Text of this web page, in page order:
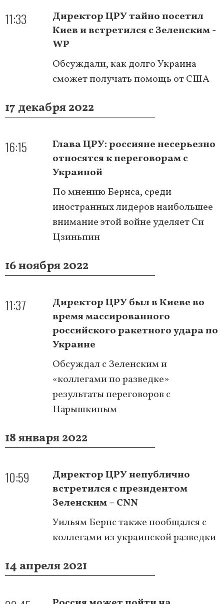
11:33
Директор ЦРУ тайно посетил
Киев и встретился с Зеленским -
WP
Обсуждали, как долго Украина
сможет получать помощь от США
17 декабря 2022
16:15
Глава ЦРУ: россияне несерьезно
относятся к переговорам с
Украиной
По мнению Бернса, среди
иностранных лидеров наибольшее
внимание этой войне уделяет Си
Цзиньпин
16 ноября 2022
11:37
Директор ЦРУ был в Киеве во
время массированного
российского ракетного удара по
Украине
Обсуждал с Зеленским и
«коллегами по разведке»
результаты переговоров с
Нарышкиным
18 января 2022
10:59
Директор ЦРУ непублично
встретился с президентом
Зеленским – CNN
Уильям Бернс также пообщался с
коллегами из украинской разведки
14 апреля 2021